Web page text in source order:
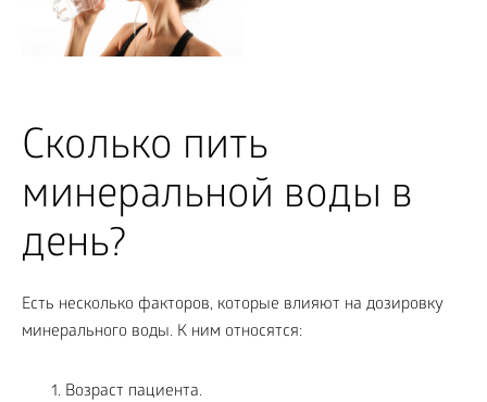
Сколько пить
минеральной воды в
день?
Есть несколько факторов, которые влияют на дозировку
минерального воды. К ним относятся:
Возраст пациента.